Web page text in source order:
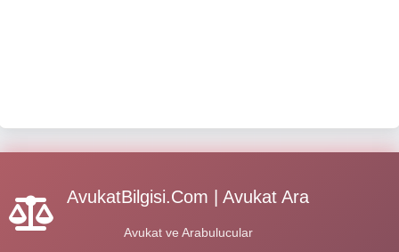
AvukatBilgisi.Com | Avukat Ara
Avukat ve Arabulucular